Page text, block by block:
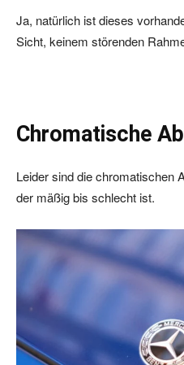
Ja, natürlich ist dieses
Sicht, keinem störenden
Chromatische
Leider sind die chromatischen
der mäßig bis schlecht ist.